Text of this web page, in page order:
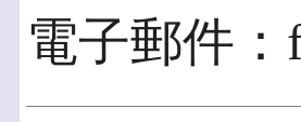
電子郵件：